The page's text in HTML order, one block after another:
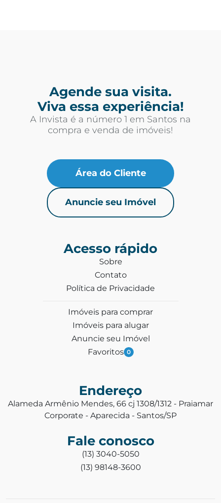
Agende sua visita.
Viva essa experiência!
A Invista é a número 1 em Santos na
compra e venda de imóveis!
Área do Cliente
Anuncie seu Imóvel
Acesso rápido
Sobre
Contato
Política de Privacidade
Imóveis para comprar
Imóveis para alugar
Anuncie seu Imóvel
Favoritos 0
Endereço
Alameda Armênio Mendes, 66 cj 1308/1312 - Praiamar
Corporate - Aparecida - Santos/SP
Fale conosco
(13) 3040-5050
(13) 98148-3600